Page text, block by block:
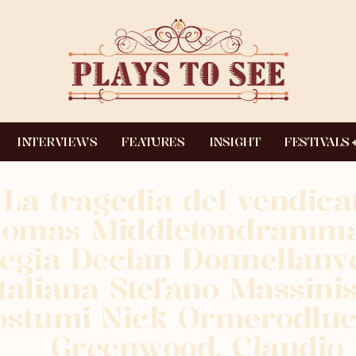
INTERVIEWS FEATURES INSIGHT FESTIVALS
La tragedia del
Declan
Stefano
Nick
Greenwood, Claudio